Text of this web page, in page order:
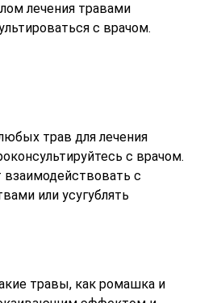
лечения травами
с врачом.
трав для лечения
с врачом.
с
или усугублять
травы, как ромашка и